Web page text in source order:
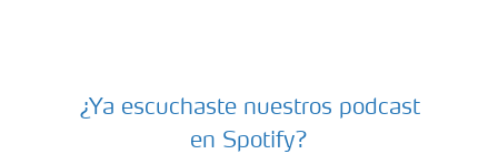
PODCASTS-PRODUCTORES-PARA-EL-FUTURO
¿Ya escuchaste nuestros podcast
en Spotify?